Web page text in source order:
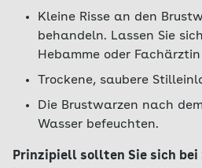
Kleine Risse an den
behandeln. Lassen Sie
Hebamme oder
Trockene, saubere
Die Brustwarzen nach
Wasser befeuchten.
Prinzipiell sollten Sie sich bei